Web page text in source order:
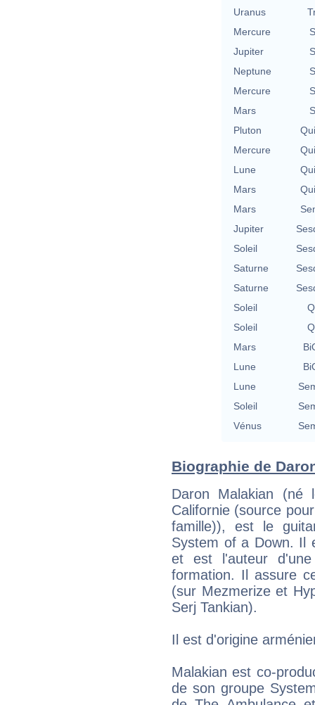
Uranus
Mercure
Jupiter
Neptune
Mercure
Mars
Pluton
Mercure
Lune
Mars
Mars
Jupiter
Soleil
Saturne
Saturne
Soleil
Soleil
Mars
Lune
Lune
Soleil
Vénus
Biographie de
Daron Malakian
Californie (source
famille)), est le
System of a Down. Il
et est l'auteur
formation. Il assure
(sur Mezmerize et
Serj Tankian).
Il est d'origine
Malakian est co-
de son groupe